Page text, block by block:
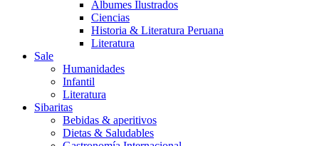
Álbumes Ilustrados
Ciencias
Historia & Literatura Peruana
Literatura
Sale
Humanidades
Infantil
Literatura
Sibaritas
Bebidas & aperitivos
Dietas & Saludables